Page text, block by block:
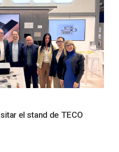
el stand de TECO